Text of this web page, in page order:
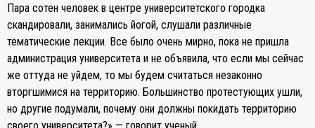
Пара сотен человек в центре университетского городка
скандировали, занимались йогой, слушали различные
тематические лекции. Все было очень мирно, пока не пришла
администрация университета и не объявила, что если мы сейчас
же оттуда не уйдем, то мы будем считаться незаконно
вторгшимися на территорию. Большинство протестующих ушли,
но другие подумали, почему они должны покидать территорию